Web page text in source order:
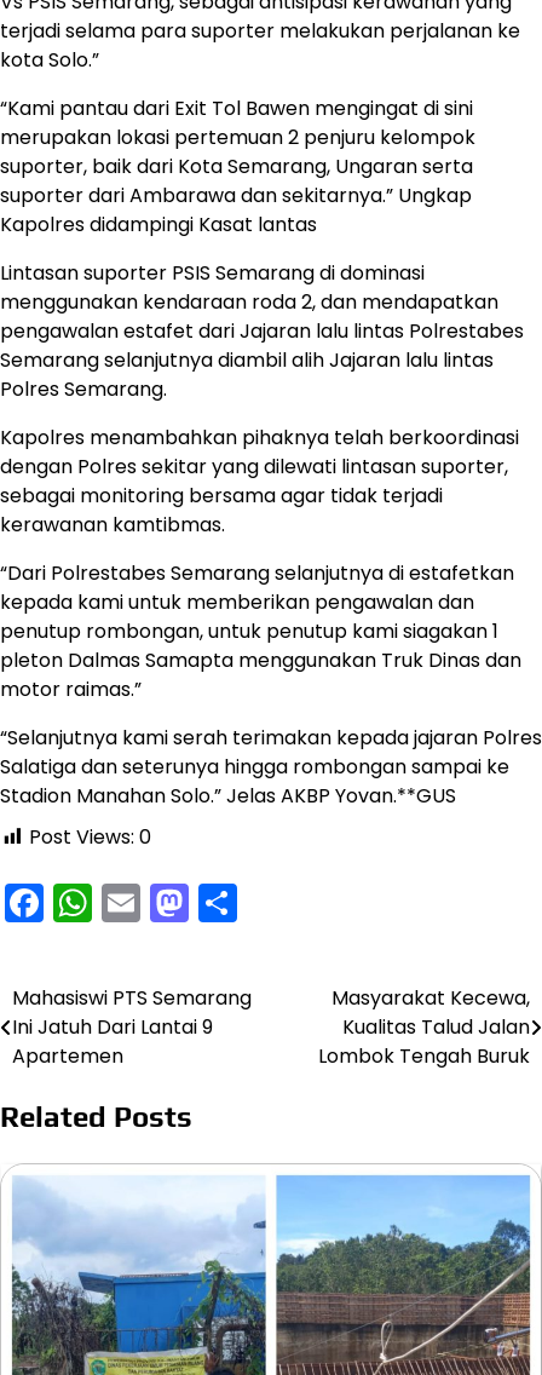
terjadi selama para suporter melakukan perjalanan ke
kota Solo.”
“Kami pantau dari Exit Tol Bawen mengingat di sini
merupakan lokasi pertemuan 2 penjuru kelompok
suporter, baik dari Kota Semarang, Ungaran serta
suporter dari Ambarawa dan sekitarnya.” Ungkap
Kapolres didampingi Kasat lantas
Lintasan suporter PSIS Semarang di dominasi
menggunakan kendaraan roda 2, dan mendapatkan
pengawalan estafet dari Jajaran lalu lintas Polrestabes
Semarang selanjutnya diambil alih Jajaran lalu lintas
Polres Semarang.
Kapolres menambahkan pihaknya telah berkoordinasi
dengan Polres sekitar yang dilewati lintasan suporter,
sebagai monitoring bersama agar tidak terjadi
kerawanan kamtibmas.
“Dari Polrestabes Semarang selanjutnya di estafetkan
kepada kami untuk memberikan pengawalan dan
penutup rombongan, untuk penutup kami siagakan 1
pleton Dalmas Samapta menggunakan Truk Dinas dan
motor raimas.”
“Selanjutnya kami serah terimakan kepada jajaran Polres
Salatiga dan seterunya hingga rombongan sampai ke
Stadion Manahan Solo.” Jelas AKBP Yovan.**GUS
Post Views: 0
Facebook
WhatsApp
EmailMastodon
Navigasi
pos
Mahasiswi PTS Semarang
Ini Jatuh Dari Lantai 9
Apartemen
Masyarakat Kecewa,
Kualitas Talud Jalan
Lombok Tengah Buruk
Related Posts